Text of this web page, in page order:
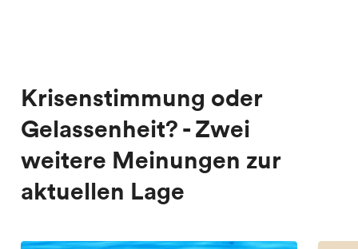
Krisenstimmung oder
Gelassenheit? - Zwei
weitere Meinungen zur
aktuellen Lage